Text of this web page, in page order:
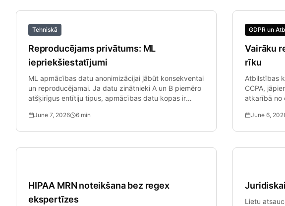
Tehniskā
Reproducējams privātums: ML
iepriekšiestatījumi
ML apmācības datu anonimizācijai jābūt konsekventai
un reproducējamai. Ja datu zinātnieki A un B piemēro
atšķirīgus entītiju tipus, apmācības datu kopas ir
June 7, 2026 6 min
GDPR un
Vairāku
rīku
Atbilstības
CCPA,
atkarībā no
June 6,
HIPAA MRN noteikšana bez regex
ekspertīzes
Lietu